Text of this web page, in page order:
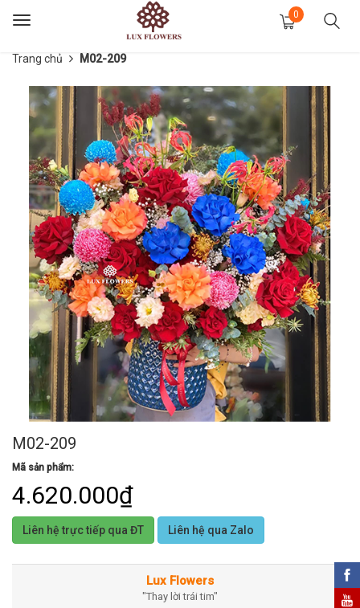
Toggle
0
Trang chủ M02-209
M02-209
Mã sản phẩm:
4.620.000₫
Liên hệ trực tiếp qua ĐT Liên hệ qua Zalo
Lux Flowers
"Thay lời trái tim"